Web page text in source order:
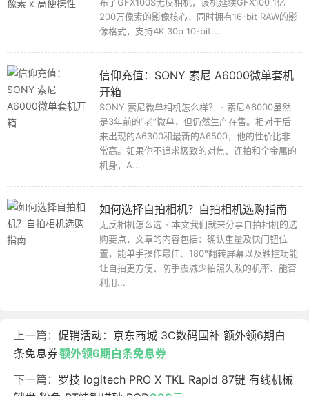
200万像素的影像核心，同时拥有16-bit RAW的影
像格式，支持4K 30p 10-bit...
信仰充值：SONY 索尼 A6000微单套机
开箱
SONY 索尼微单相机怎么样？ - 索尼A6000虽然
是3年前的“老”微单，但仍然生产在售。相对于后
来出现的A6300和最新的A6500，他的性价比非
常高。如果你不追求极致的对焦、连拍和全金属的
机身，A...
如何选择自拍相机？自拍相机选购指南
无反相机怎么选 - 本文我们就来分享自拍相机的选
购要点，文章的内容包括：确认重量及快门钮位
置，能单手操作最佳、180°翻转屏幕以及触控功能
让自拍更方便、防手震减少拍照失败的机率、能否
利用...
上一篇： 促销活动：京东商城 3C数码国补 额外领6期白
条免息券额外领6期白条免息券
下一篇： 罗技 logitech PRO X TKL Rapid 87键 有线机械